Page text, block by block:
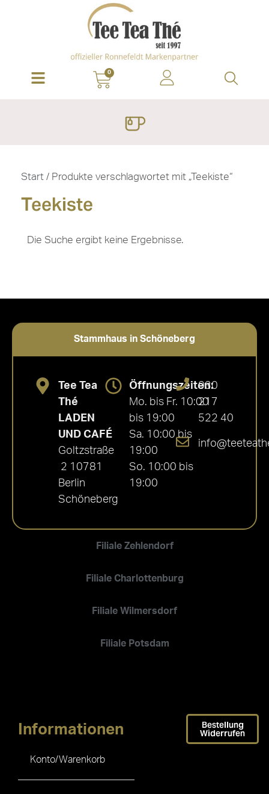
0
Start / Produkte verschlagwortet mit „Teekiste“
Teekiste
Die Suche ergibt keine Ergebnisse.
Stammhaus in Schöneberg
Filiale Zehlendorf
Filiale Charlottenburg
Filiale Wilmersdorf
Filiale Potsdam
Tee Tea
Thé
LADEN
UND CAFÉ
Goltzstraße
2 10781
Berlin
Schöneberg
Öffnungszeiten:
Mo. bis Fr. 10:00
bis 19:00
Sa. 10:00 bis
19:00
So. 10:00 bis
19:00
030
217
522 40
Informationen
Konto/Warenkorb
Bestellung
Widerrufen